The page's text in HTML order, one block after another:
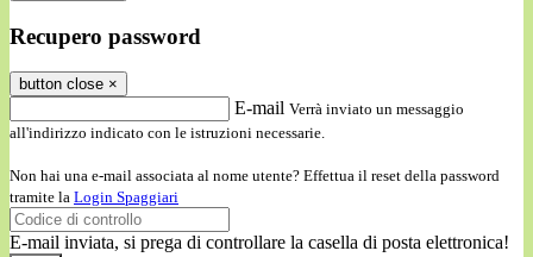
Recupero password
button close ×
E-mail Verrà inviato un messaggio
all'indirizzo indicato con le istruzioni necessarie.
Non hai una e-mail associata al nome utente? Effettua il reset della password
tramite la Login Spaggiari
E-mail inviata, si prega di controllare la casella di posta elettronica!